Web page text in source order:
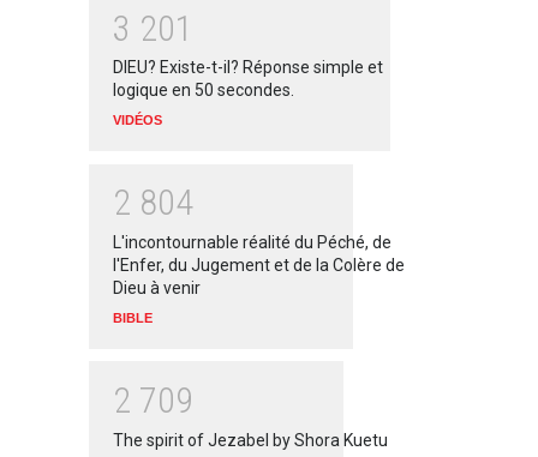
3 201
DIEU? Existe-t-il? Réponse simple et
logique en 50 secondes.
VIDÉOS
2 804
L'incontournable réalité du Péché, de
l'Enfer, du Jugement et de la Colère de
Dieu à venir
BIBLE
2 709
The spirit of Jezabel by Shora Kuetu